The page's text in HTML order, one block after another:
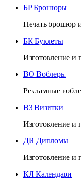
БР Брошюры
Печать брошюр и
БК Буклеты
Изготовление и
ВО Воблеры
Рекламные
ВЗ Визитки
Изготовление и
ДИ Дипломы
Изготовление и
КЛ Календари